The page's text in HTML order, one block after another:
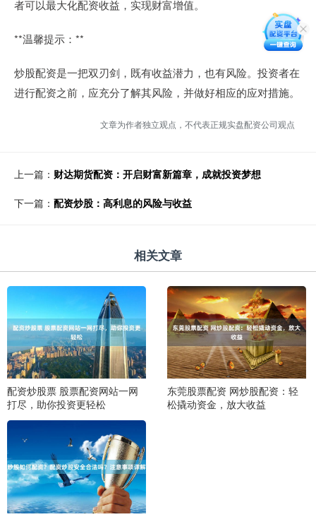
者可以最大化配资收益，实现财富增值。
**温馨提示：**
炒股配资是一把双刃剑，既有收益潜力，也有风险。投资者在
进行配资之前，应充分了解其风险，并做好相应的应对措施。
文章为作者独立观点，不代表正规实盘配资公司观点
上一篇： 财达期货配资：开启财富新篇章，成就投资梦想
下一篇： 配资炒股：高利息的风险与收益
相关文章
配资炒股票 股票配资网站一网
打尽，助你投资更轻松
东莞股票配资 网炒股配资：轻
松撬动资金，放大收益